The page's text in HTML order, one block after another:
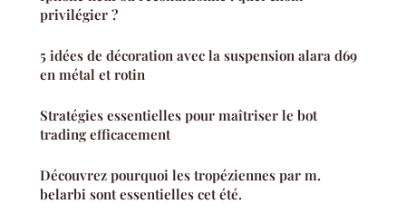
privilégier ?
5 idées de décoration avec la suspension alara d69
en métal et rotin
Stratégies essentielles pour maîtriser le bot
trading efficacement
Découvrez pourquoi les tropéziennes par m.
belarbi sont essentielles cet été.